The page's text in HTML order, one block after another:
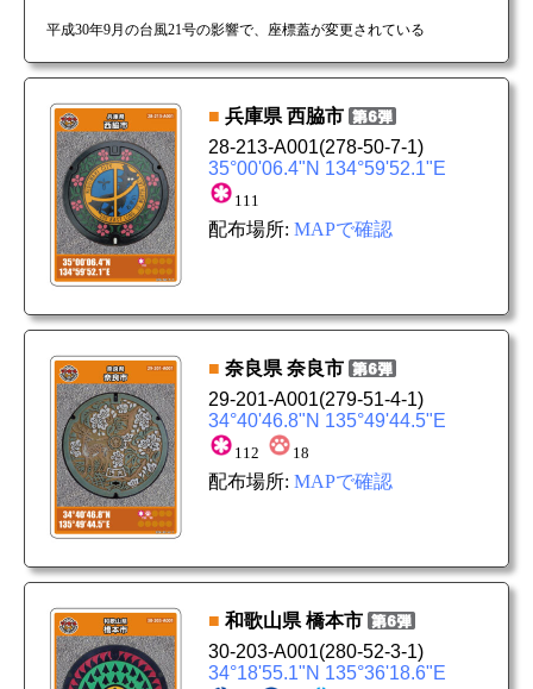
平成30年9月の台風21号の影響で、座標蓋が変更されている
■ 兵庫県 西脇市
28-213-A001(278-50-7-1)
35°00'06.4"N 134°59'52.1"E
111
配布場所: MAPで確認
■ 奈良県 奈良市
29-201-A001(279-51-4-1)
34°40'46.8"N 135°49'44.5"E
112 18
配布場所: MAPで確認
■ 和歌山県 橋本市
30-203-A001(280-52-3-1)
34°18'55.1"N 135°36'18.6"E